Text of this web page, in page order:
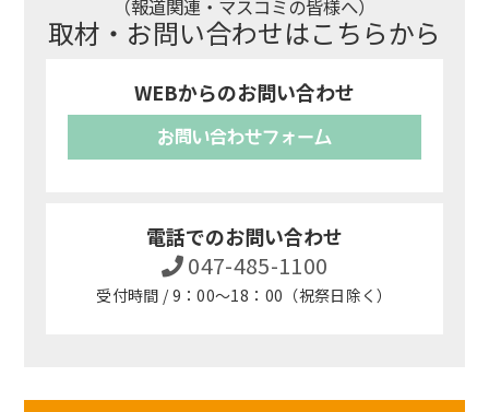
（報道関連・マスコミの皆様へ）
取材・お問い合わせはこちらから
WEBからのお問い合わせ
お問い合わせフォーム
電話でのお問い合わせ
047-485-1100
受付時間 / 9：00～18：00（祝祭日除く）